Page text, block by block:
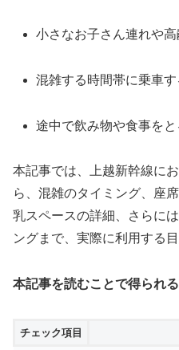
小さなお子さん連れや
混雑する時間帯に乗車
途中で飲み物や食事を
本記事では、上越新幹線に
ら、混雑のタイミング、座
乳スペースの詳細、さらに
ングまで、実際に利用する
本記事を読むことで得られ
チェック項目